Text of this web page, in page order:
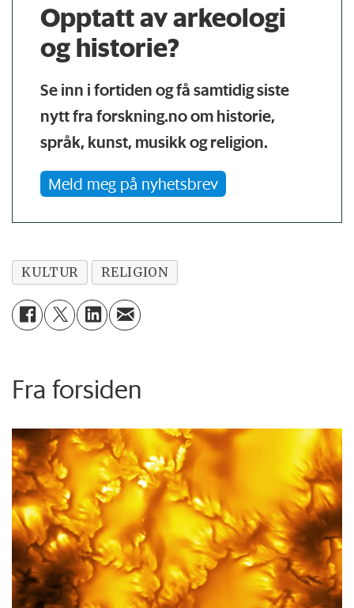
Opptatt av arkeologi
og historie?
Se inn i fortiden og få samtidig siste
nytt fra forskning.no om historie,
språk, kunst, musikk og religion.
Meld meg på nyhetsbrev
KULTUR RELIGION
Fra forsiden